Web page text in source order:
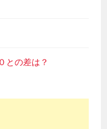
との差は？